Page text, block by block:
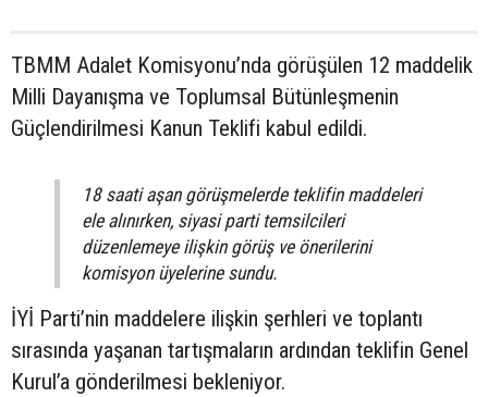
TBMM Adalet Komisyonu’nda görüşülen 12 maddelik
Milli Dayanışma ve Toplumsal Bütünleşmenin
Güçlendirilmesi Kanun Teklifi kabul edildi.
18 saati aşan görüşmelerde teklifin maddeleri
ele alınırken, siyasi parti temsilcileri
düzenlemeye ilişkin görüş ve önerilerini
komisyon üyelerine sundu.
İYİ Parti’nin maddelere ilişkin şerhleri ve toplantı
sırasında yaşanan tartışmaların ardından teklifin Genel
Kurul’a gönderilmesi bekleniyor.